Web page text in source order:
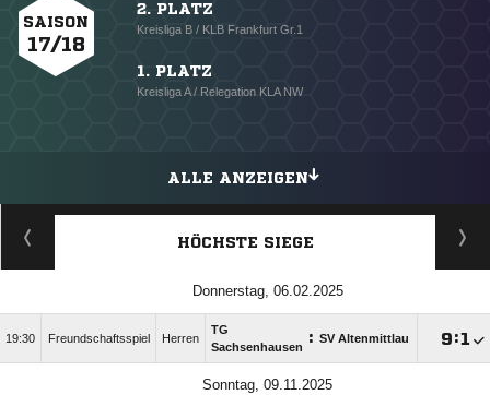
SAISON
17/18
2. PLATZ
Kreisliga B / KLB Frankfurt Gr.1
1. PLATZ
Kreisliga A / Relegation KLA NW
ALLE ANZEIGEN
HÖCHSTE SIEGE
Donnerstag, 06.02.2025
19:30 Freundschaftsspiel Herren
TG
Sachsenhausen : SV Altenmittlau :
Sonntag, 09.11.2025